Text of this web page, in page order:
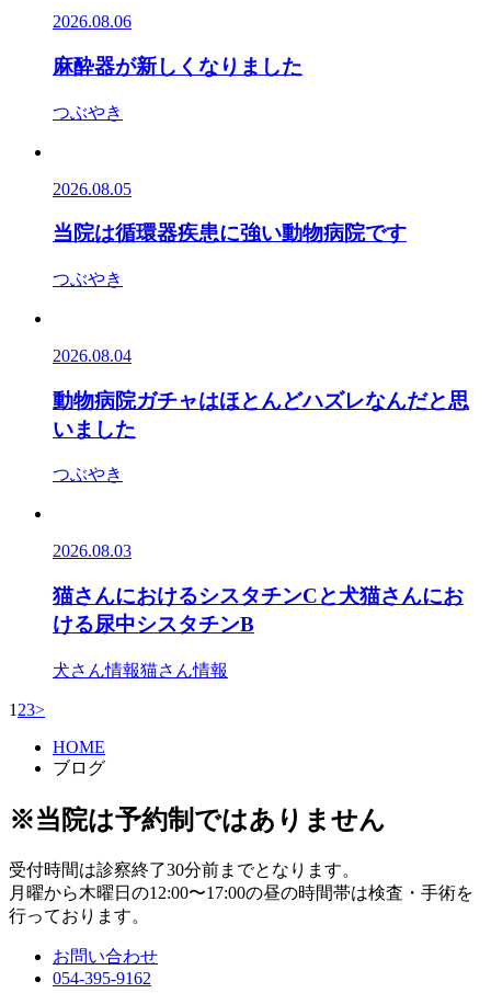
2026.08.06
麻酔器が新しくなりました
つぶやき
2026.08.05
当院は循環器疾患に強い動物病院です
つぶやき
2026.08.04
動物病院ガチャはほとんどハズレなんだと思
いました
つぶやき
2026.08.03
猫さんにおけるシスタチンCと犬猫さんにお
ける尿中シスタチンB
犬さん情報猫さん情報
1 23>
HOME
ブログ
※当院は予約制ではありません
受付時間は診察終了30分前までとなります。
月曜から木曜日の12:00〜17:00の昼の時間帯は検査・手術を
行っております。
お問い合わせ
054-395-9162